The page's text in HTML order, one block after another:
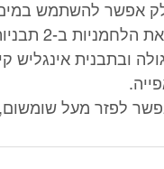
אפשר להשתמש
ובתבנית אינגליש
לפזר מעל שומשום,